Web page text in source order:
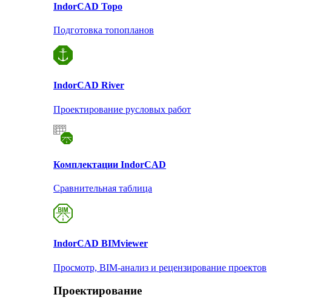
IndorCAD Topo
Подготовка топопланов
IndorCAD River
Проектирование русловых работ
Комплектации IndorCAD
Сравнительная таблица
IndorCAD BIMviewer
Просмотр, BIM-анализ и рецензирование проектов
Проектирование